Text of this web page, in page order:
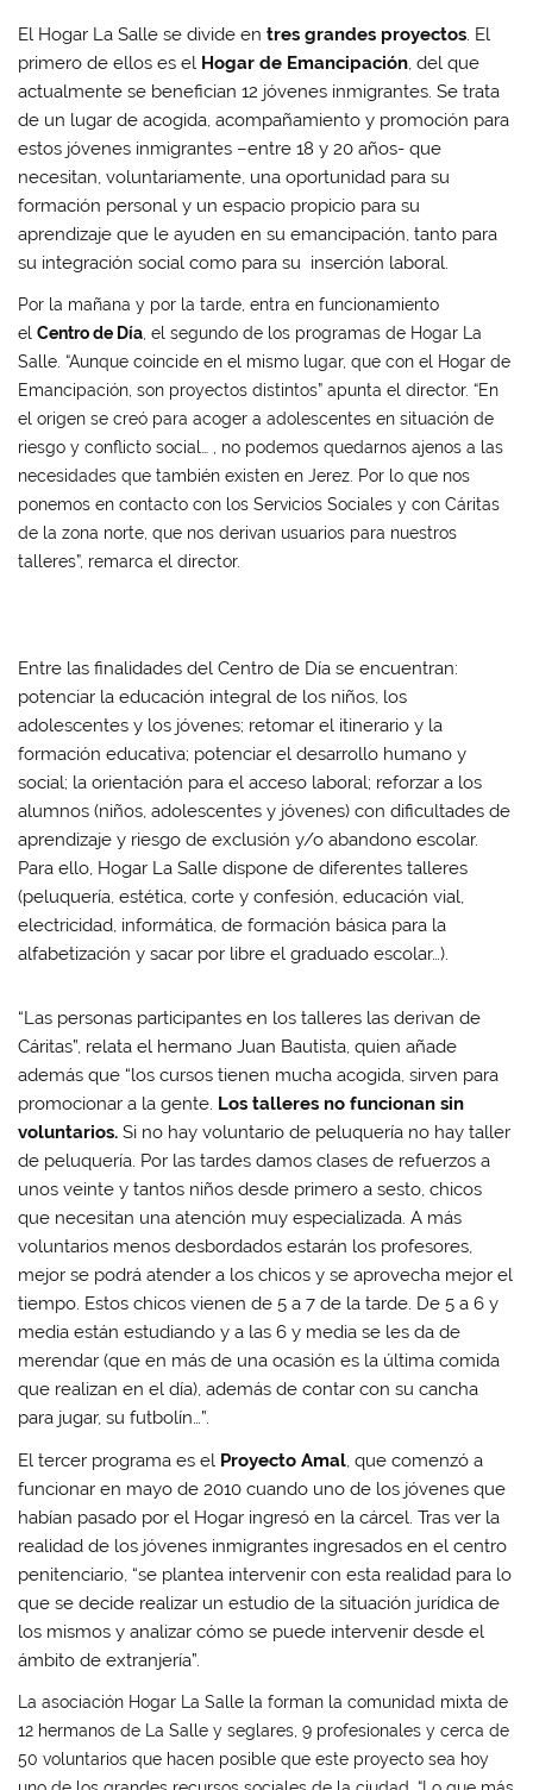
El Hogar La Salle se divide entres grandes proyectos. El
primero de ellos es el Hogar de Emancipación, del que
actualmente se benefician 12 jóvenes inmigrantes. Se trata
de un lugar de acogida, acompañamiento y promoción para
estos jóvenes inmigrantes –entre 18 y 20 años- que
necesitan, voluntariamente, una oportunidad para su
formación personal y un espacio propicio para su
aprendizaje que le ayuden en su emancipación, tanto para
su integración social como para su inserción laboral.
Por la mañana y por la tarde, entra en funcionamiento
elCentro de Día , el segundo de los programas de Hogar La
Salle. “Aunque coincide en el mismo lugar, que con el Hogar de
Emancipación, son proyectos distintos” apunta el director. “En
el origen se creó para acoger a adolescentes en situación de
riesgo y conflicto social… , no podemos quedarnos ajenos a las
necesidades que también existen en Jerez. Por lo que nos
ponemos en contacto con los Servicios Sociales y con Cáritas
de la zona norte, que nos derivan usuarios para nuestros
talleres”, remarca el director.
Entre las finalidades del Centro de Día se encuentran:
potenciar la educación integral de los niños, los
adolescentes y los jóvenes; retomar el itinerario y la
formación educativa; potenciar el desarrollo humano y
social; la orientación para el acceso laboral; reforzar a los
alumnos (niños, adolescentes y jóvenes) con dificultades de
aprendizaje y riesgo de exclusión y/o abandono escolar.
Para ello, Hogar La Salle dispone de diferentes talleres
(peluquería, estética, corte y confesión, educación vial,
electricidad, informática, de formación básica para la
alfabetización y sacar por libre el graduado escolar…).
“Las personas participantes en los talleres las derivan de
Cáritas”, relata el hermano Juan Bautista, quien añade
además que “los cursos tienen mucha acogida, sirven para
promocionar a la gente. Los talleres no funcionan sin
voluntarios.Si no hay voluntario de peluquería no hay taller
de peluquería. Por las tardes damos clases de refuerzos a
unos veinte y tantos niños desde primero a sesto, chicos
que necesitan una atención muy especializada. A más
voluntarios menos desbordados estarán los profesores,
mejor se podrá atender a los chicos y se aprovecha mejor el
tiempo. Estos chicos vienen de 5 a 7 de la tarde. De 5 a 6 y
media están estudiando y a las 6 y media se les da de
merendar (que en más de una ocasión es la última comida
que realizan en el día), además de contar con su cancha
para jugar, su futbolín…”.
El tercer programa es el Proyecto Amal, que comenzó a
funcionar en mayo de 2010 cuando uno de los jóvenes que
habían pasado por el Hogar ingresó en la cárcel. Tras ver la
realidad de los jóvenes inmigrantes ingresados en el centro
penitenciario, “se plantea intervenir con esta realidad para lo
que se decide realizar un estudio de la situación jurídica de
los mismos y analizar cómo se puede intervenir desde el
ámbito de extranjería”.
La asociación Hogar La Salle la forman la comunidad mixta de
12 hermanos de La Salle y seglares, 9 profesionales y cerca de
50 voluntarios que hacen posible que este proyecto sea hoy